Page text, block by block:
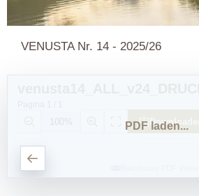
VENUSTA Nr. 14 - 2025/26